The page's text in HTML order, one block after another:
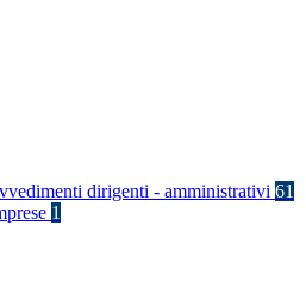
dirigenti - amministrativi 61
1